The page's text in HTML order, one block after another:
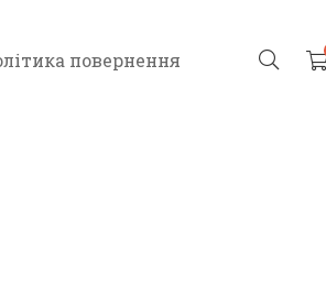
повернення